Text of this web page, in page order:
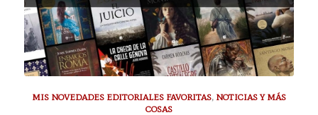
MIS NOVEDADES EDITORIALES FAVORITAS, NOTICIAS Y MÁS
COSAS